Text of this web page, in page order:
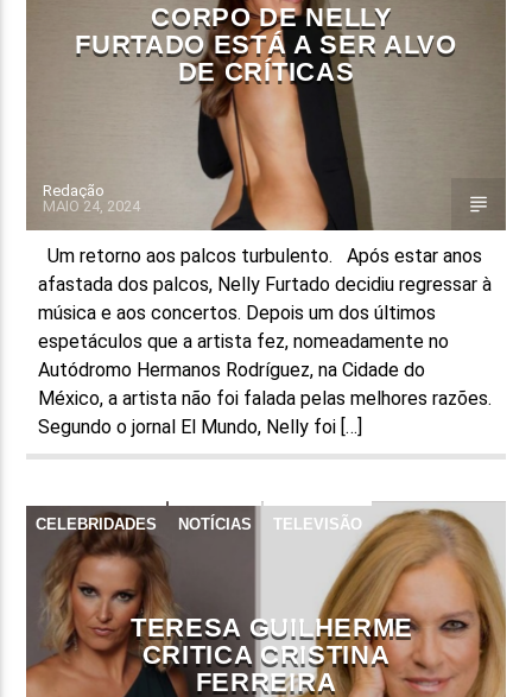
CORPO DE NELLY
FURTADO ESTÁ A SER ALVO
DE CRÍTICAS
Redação
MAIO 24, 2024
Um retorno aos palcos turbulento. Após estar anos
afastada dos palcos, Nelly Furtado decidiu regressar à
música e aos concertos. Depois um dos últimos
espetáculos que a artista fez, nomeadamente no
Autódromo Hermanos Rodríguez, na Cidade do
México, a artista não foi falada pelas melhores razões.
Segundo o jornal El Mundo, Nelly foi […]
CELEBRIDADES NOTÍCIAS TELEVISÃO
TERESA GUILHERME
CRITICA CRISTINA
FERREIRA